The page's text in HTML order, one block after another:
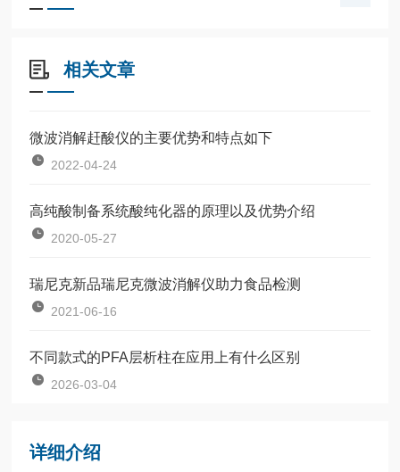
相关文章
微波消解赶酸仪的主要优势和特点如下
2022-04-24
高纯酸制备系统酸纯化器的原理以及优势介绍
2020-05-27
瑞尼克新品瑞尼克微波消解仪助力食品检测
2021-06-16
不同款式的PFA层析柱在应用上有什么区别
2026-03-04
详细介绍